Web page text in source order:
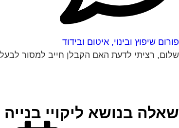
פורום שיפוץ ובינוי, איטום ובידוד
שלום, רציתי לדעת האם הקבלן חייב למסור
שאלה בנושא ליקויי בנייה